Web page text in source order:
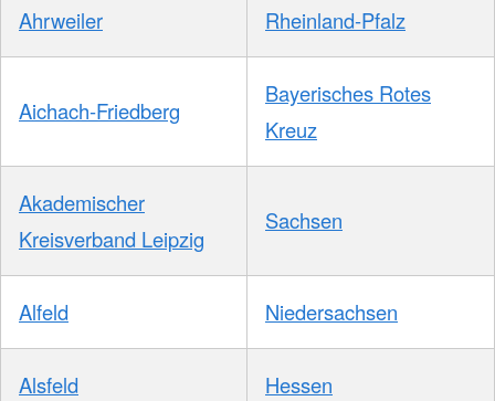
Ahrweiler Rheinland-Pfalz
Aichach-Friedberg
Bayerisches Rotes
Kreuz
Akademischer
Kreisverband Leipzig
Sachsen
Alfeld Niedersachsen
Alsfeld Hessen